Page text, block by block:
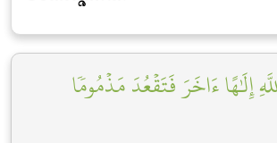
إِلَٰهًا ءَاخَرَ فَتَقۡعُدَ مَذۡمُومٗا